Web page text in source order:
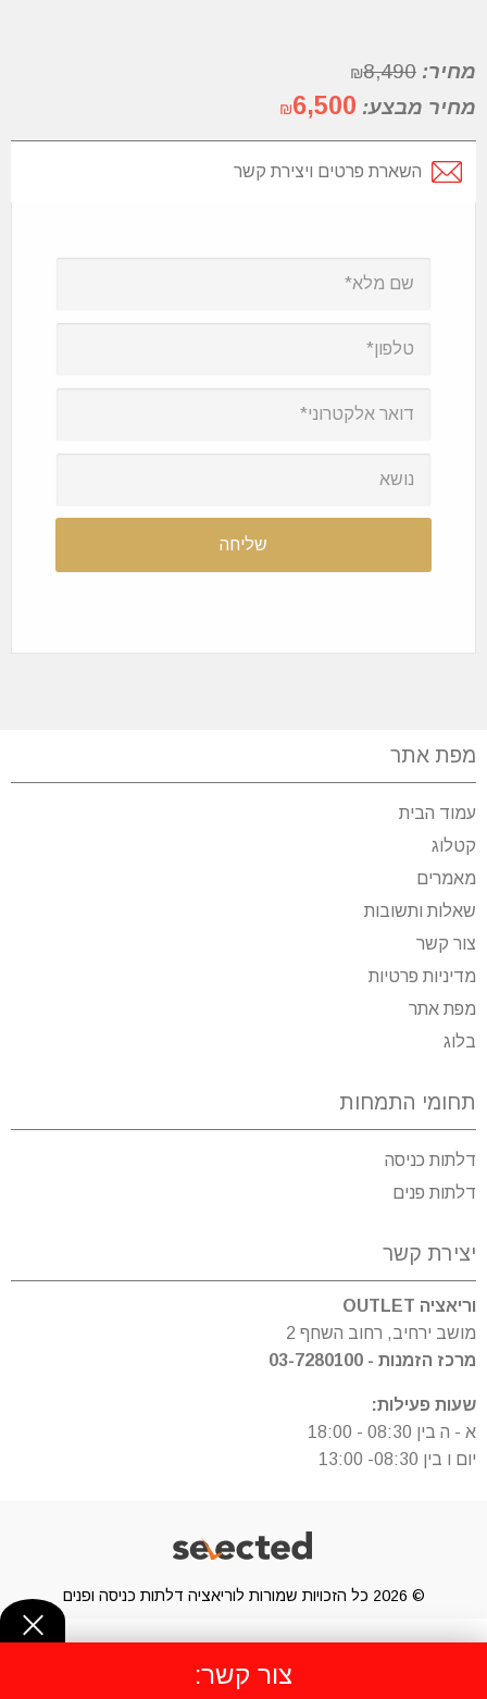
צור קשר:
מחיר: 8,490
₪
מחיר מבצע: 6,500
₪
השארת פרטים ויצירת קשר
מפת אתר
עמוד הבית
קטלוג
מאמרים
שאלות ותשובות
צור קשר
מדיניות פרטיות
מפת אתר
בלוג
תחומי התמחות
דלתות כניסה
דלתות פנים
יצירת קשר
וריאציה OUTLET
מושב ירחיב, רחוב השחף 2
מרכז הזמנות - 03-7280100
שעות פעילות:
א - ה בין 08:30 - 18:00
יום ו בין 08:30- 13:00
© 2026 כל הזכויות שמורות לוריאציה דלתות כניסה ופנים